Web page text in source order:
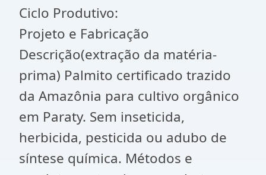
Ciclo Produtivo:
Projeto e Fabricação
Descrição(extração da matéria-
prima) Palmito certificado trazido
da Amazônia para cultivo orgânico
em Paraty. Sem inseticida,
herbicida, pesticida ou adubo de
síntese química. Métodos e